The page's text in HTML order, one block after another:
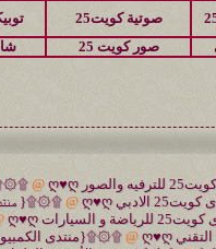
صوتية كويت25
صور كويت 25
@
@۩۞۩{
@۩۞۩{منتدى